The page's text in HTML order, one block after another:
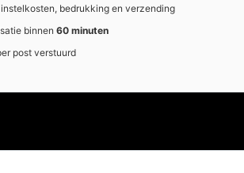
instelkosten, bedrukking en verzending
binnen 60 minuten
post verstuurd